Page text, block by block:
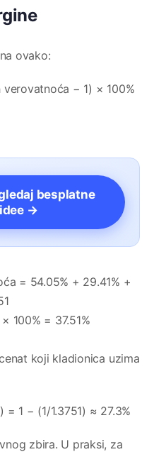
ovako:
− 1) × 100%
besplatne
→
= 54.05% + 29.41% +
100% = 37.51%
koji kladionica uzima
1 − (1/1.3751) ≈ 27.3%
zbira. U praksi, za